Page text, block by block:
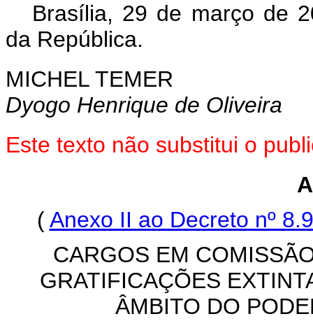
Brasília, 29 de março de
da República.
MICHEL TEMER
Dyogo Henrique de Oliveira
Este texto não substitui o
(Anexo II ao Decreto nº
CARGOS EM
GRATIFICAÇÕES
ÂMBITO DO